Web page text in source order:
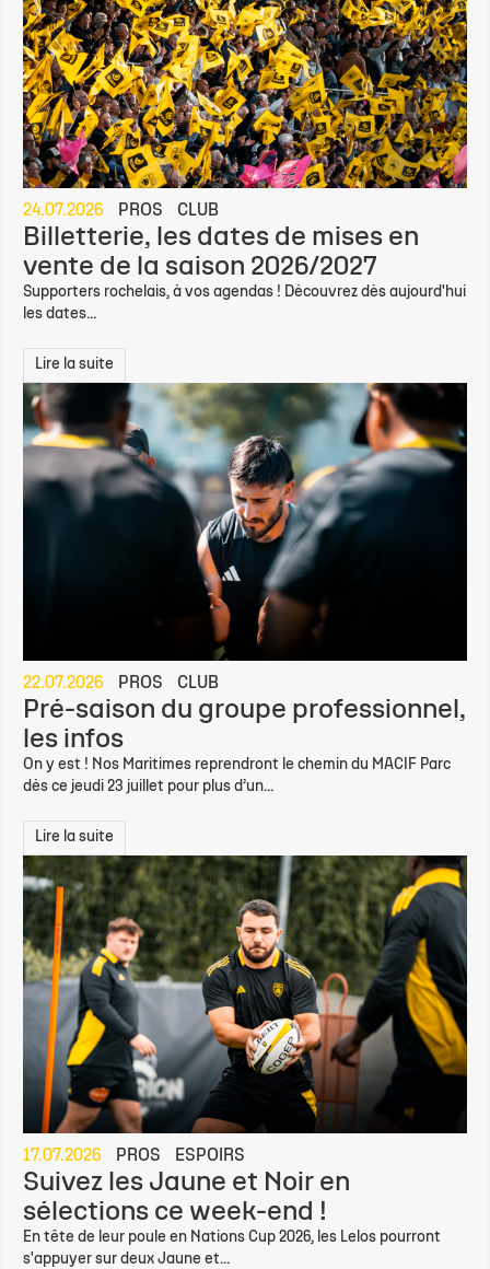
24.07.2026 PROS CLUB
Billetterie, les dates de mises en
vente de la saison 2026/2027
Supporters rochelais, à vos agendas ! Découvrez dès aujourd'hui
les dates...
Lire la suite
22.07.2026 PROS CLUB
Pré-saison du groupe professionnel,
les infos
On y est ! Nos Maritimes reprendront le chemin du MACIF Parc
dès ce jeudi 23 juillet pour plus d’un...
Lire la suite
17.07.2026 PROS ESPOIRS
Suivez les Jaune et Noir en
sélections ce week-end !
En tête de leur poule en Nations Cup 2026, les Lelos pourront
s'appuyer sur deux Jaune et...